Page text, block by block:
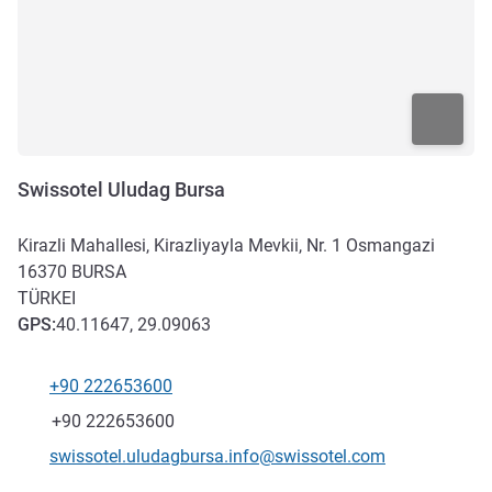
Swissotel Uludag Bursa
Kirazli Mahallesi, Kirazliyayla Mevkii, Nr. 1 Osmangazi
16370 BURSA
TÜRKEI
GPS:40.11647, 29.09063
+90 222653600
Fax
+90 222653600
Kontakt-E-Mail
swissotel.uludagbursa.info@swissotel.com